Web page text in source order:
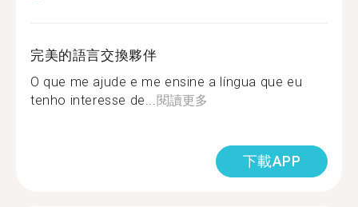
完美的語言交換夥伴
O que me ajude e me ensine a língua que eu
tenho interesse de...閱讀更多
下載APP